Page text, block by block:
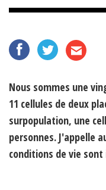
Nous sommes une
11 cellules de deux
surpopulation, une
personnes. J'appelle
conditions de vie